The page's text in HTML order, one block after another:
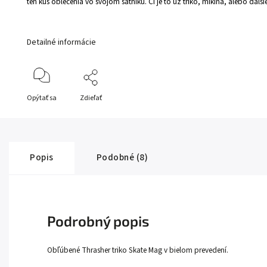
Detailné informácie
Opýtať sa Zdieľať
Popis Podobné (8)
Podrobný popis
Obľúbené Thrasher triko Skate Mag v bielom prevedení.